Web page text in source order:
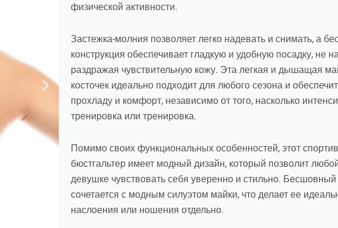
физической активности.
Застежка-молния позволяет легко надевать и снимать, а
конструкция обеспечивает гладкую и удобную посадку, не
раздражая чувствительную кожу. Эта легкая и дышащая
косточек идеально подходит для любого сезона и
прохладу и комфорт, независимо от того, насколько
тренировка или тренировка.
Помимо своих функциональных особенностей, этот
бюстгальтер имеет модный дизайн, который позволит
девушке чувствовать себя уверенно и стильно. Бесшовный
сочетается с модным силуэтом майки, что делает ее
наслоения или ношения отдельно.